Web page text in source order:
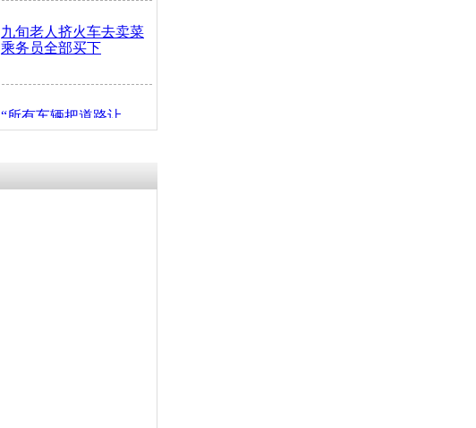
九旬老人挤火车去卖菜
乘务员全部买下
“所有车辆把道路让
开！”儿童突发疾病交